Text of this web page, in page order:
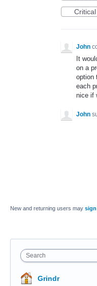
Critical
John
It
on a
option
each
nice if
John
New and returning users may sign
Search
Grindr